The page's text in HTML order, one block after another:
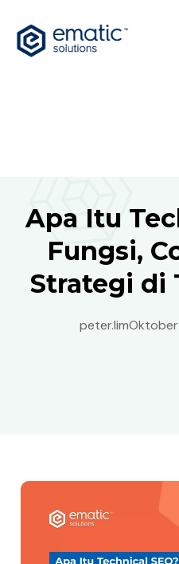
Apa Itu
Fungsi,
Strategi di
peter.limOktober